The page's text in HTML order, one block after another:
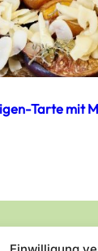
Tarte mit